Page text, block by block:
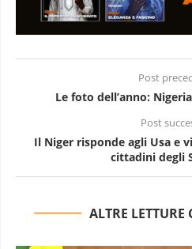
Post
Le foto dell’anno:
Post
Il Niger risponde agli Usa e
cittadini degli
ALTRE LETTURE